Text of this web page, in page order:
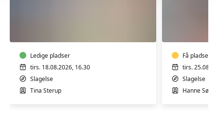
hele
kroppen
med
Tina
Ledige pladser
tirs. 18.08.2026, 16.30
Slagelse
Tina Sterup
hele
kroppen
med
Hanne
Få pladser
tirs.
Slagelse
Hanne